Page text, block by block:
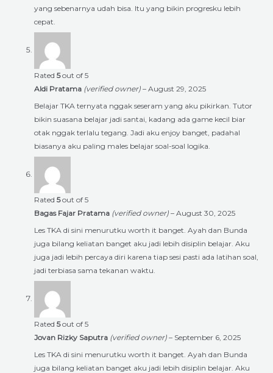
yang sebenarnya udah bisa. Itu yang bikin progresku lebih
cepat.
Rated 5out of 5
Aldi Pratama (verified owner) – August 29, 2025
Belajar TKA ternyata nggak seseram yang aku pikirkan. Tutor
bikin suasana belajar jadi santai, kadang ada game kecil biar
otak nggak terlalu tegang. Jadi aku enjoy banget, padahal
biasanya aku paling males belajar soal-soal logika.
Rated 5out of 5
Bagas Fajar Pratama (verified owner) – August 30, 2025
Les TKA di sini menurutku worth it banget. Ayah dan Bunda
juga bilang keliatan banget aku jadi lebih disiplin belajar. Aku
juga jadi lebih percaya diri karena tiap sesi pasti ada latihan soal,
jadi terbiasa sama tekanan waktu.
Rated 5out of 5
Jovan Rizky Saputra (verified owner) – September 6, 2025
Les TKA di sini menurutku worth it banget. Ayah dan Bunda
juga bilang keliatan banget aku jadi lebih disiplin belajar. Aku